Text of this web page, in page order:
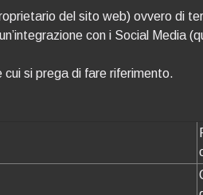
del sito web) ovvero di
con i Social Media
si prega di fare riferimento.